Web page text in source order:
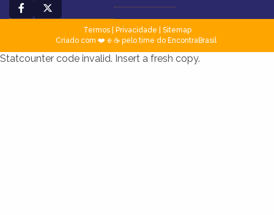
Termos| Privacidade
Sitemap
Criado com ❤️ e ☕ pelo time do EncontraBrasil
Statcounter code invalid. Insert a fresh copy.